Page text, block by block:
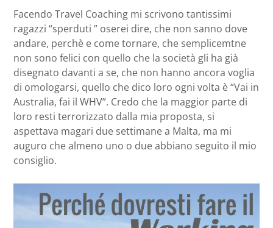
Facendo Travel Coaching mi scrivono tantissimi
ragazzi “sperduti ” oserei dire, che non sanno dove
andare, perchè e come tornare, che semplicemtne
non sono felici con quello che la società gli ha già
disegnato davanti a se, che non hanno ancora voglia
di omologarsi, quello che dico loro ogni volta è “Vai in
Australia, fai il WHV”. Credo che la maggior parte di
loro resti terrorizzato dalla mia proposta, si
aspettava magari due settimane a Malta, ma mi
auguro che almeno uno o due abbiano seguito il mio
consiglio.